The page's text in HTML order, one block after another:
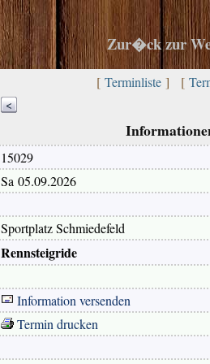
Zur�ck zur
[ Terminliste] [
<
15029
Sa 05.09.2026
Sportplatz Schmiedefeld
Rennsteigride
Information versenden
Termin drucken